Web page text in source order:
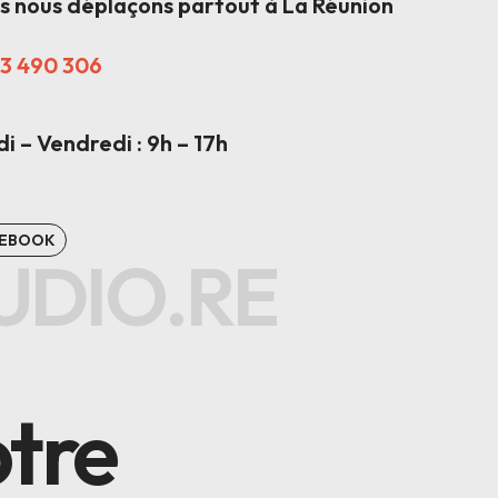
490 306
– Vendredi : 9h – 17h